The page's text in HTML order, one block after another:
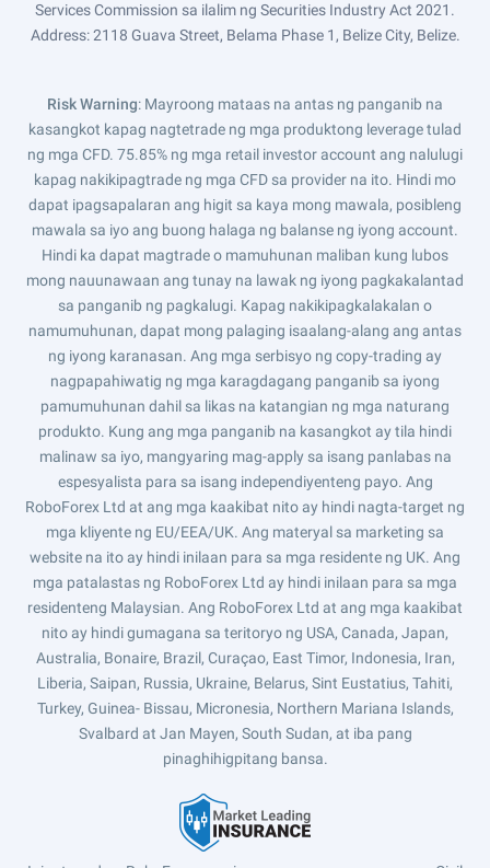
Services Commission sa ilalim ng Securities Industry Act 2021.
Address: 2118 Guava Street, Belama Phase 1, Belize City, Belize.
Risk Warning: Mayroong mataas na antas ng panganib na
kasangkot kapag nagtetrade ng mga produktong leverage tulad
ng mga CFD. 75.85% ng mga retail investor account ang nalulugi
kapag nakikipagtrade ng mga CFD sa provider na ito. Hindi mo
dapat ipagsapalaran ang higit sa kaya mong mawala, posibleng
mawala sa iyo ang buong halaga ng balanse ng iyong account.
Hindi ka dapat magtrade o mamuhunan maliban kung lubos
mong nauunawaan ang tunay na lawak ng iyong pagkakalantad
sa panganib ng pagkalugi. Kapag nakikipagkalakalan o
namumuhunan, dapat mong palaging isaalang-alang ang antas
ng iyong karanasan. Ang mga serbisyo ng copy-trading ay
nagpapahiwatig ng mga karagdagang panganib sa iyong
pamumuhunan dahil sa likas na katangian ng mga naturang
produkto. Kung ang mga panganib na kasangkot ay tila hindi
malinaw sa iyo, mangyaring mag-apply sa isang panlabas na
espesyalista para sa isang independiyenteng payo. Ang
RoboForex Ltd at ang mga kaakibat nito ay hindi nagta-target ng
mga kliyente ng EU/EEA/UK. Ang materyal sa marketing sa
website na ito ay hindi inilaan para sa mga residente ng UK. Ang
mga patalastas ng RoboForex Ltd ay hindi inilaan para sa mga
residenteng Malaysian. Ang RoboForex Ltd at ang mga kaakibat
nito ay hindi gumagana sa teritoryo ng USA, Canada, Japan,
Australia, Bonaire, Brazil, Curaçao, East Timor, Indonesia, Iran,
Liberia, Saipan, Russia, Ukraine, Belarus, Sint Eustatius, Tahiti,
Turkey, Guinea- Bissau, Micronesia, Northern Mariana Islands,
Svalbard at Jan Mayen, South Sudan, at iba pang
pinaghihigpitang bansa.